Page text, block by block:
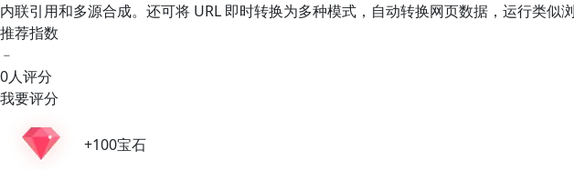
内联引用和多源合成。还可将 URL 即时转换为多种模式，自动转换网页数据，运行类似
推荐指数
﹣
0人评分
我要评分
+100宝石